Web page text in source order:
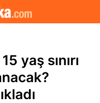
yaş sınırı